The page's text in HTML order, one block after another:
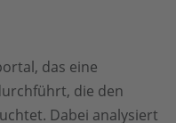
das eine
die den
Dabei analysiert